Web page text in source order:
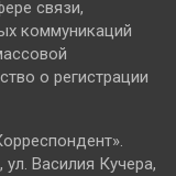
связи,
коммуникаций
о регистрации
ул. Василия Кучера,